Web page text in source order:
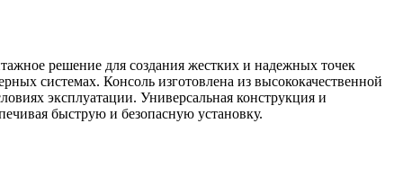
решение для создания жестких и надежных точек
системах. Консоль изготовлена из высококачественной
эксплуатации. Универсальная конструкция и
быструю и безопасную установку.